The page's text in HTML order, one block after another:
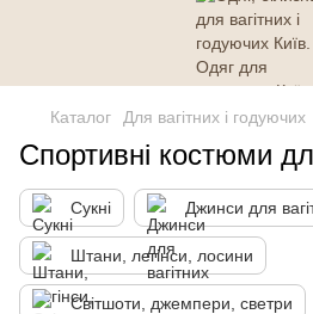
Каталог Для вагітних і годуючих
Спортивні костюми
Сукні Джинси для
Штани, легінси, лосини
Світшоти, джемпери, светри